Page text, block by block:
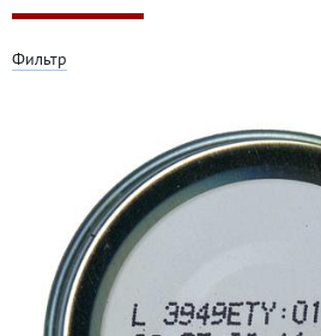
Фильтр